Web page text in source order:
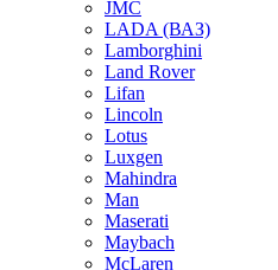
JMC
LADA (ВАЗ)
Lamborghini
Land Rover
Lifan
Lincoln
Lotus
Luxgen
Mahindra
Man
Maserati
Maybach
McLaren